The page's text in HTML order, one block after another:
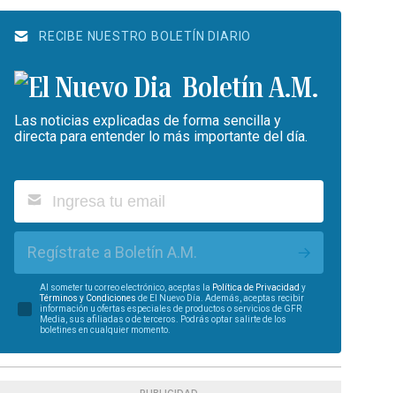
RECIBE NUESTRO BOLETÍN DIARIO
Boletín A.M.
Las noticias explicadas de forma sencilla y
directa para entender lo más importante del día.
Regístrate a Boletín A.M.
Al someter tu correo electrónico, aceptas la Política de Privacidad y
Términos y Condiciones de El Nuevo Día. Además, aceptas recibir
información u ofertas especiales de productos o servicios de GFR
Media, sus afiliadas o de terceros. Podrás optar salirte de los
boletines en cualquier momento.